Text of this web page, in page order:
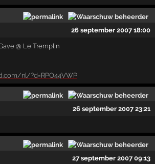
26 september 2007 18:00
@ Le Tremplin
nl/?d=RPO44VWP
26 september 2007 23:21
27 september 2007 09:13